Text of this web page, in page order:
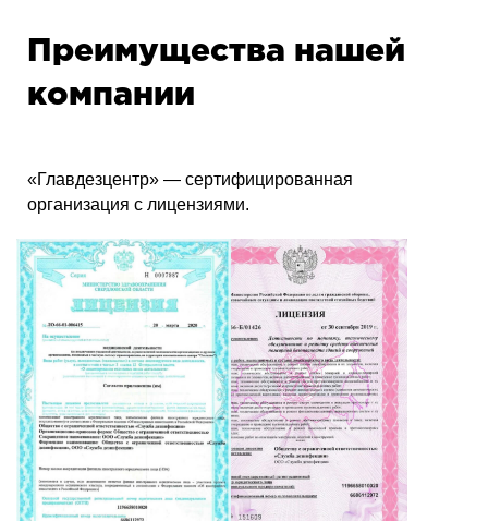
Преимущества нашей
компании
«Главдезцентр» — сертифицированная
организация с лицензиями.